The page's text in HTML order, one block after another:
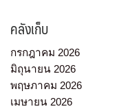
คลังเก็บ
กรกฎาคม 2026
มิถุนายน 2026
พฤษภาคม 2026
เมษายน 2026